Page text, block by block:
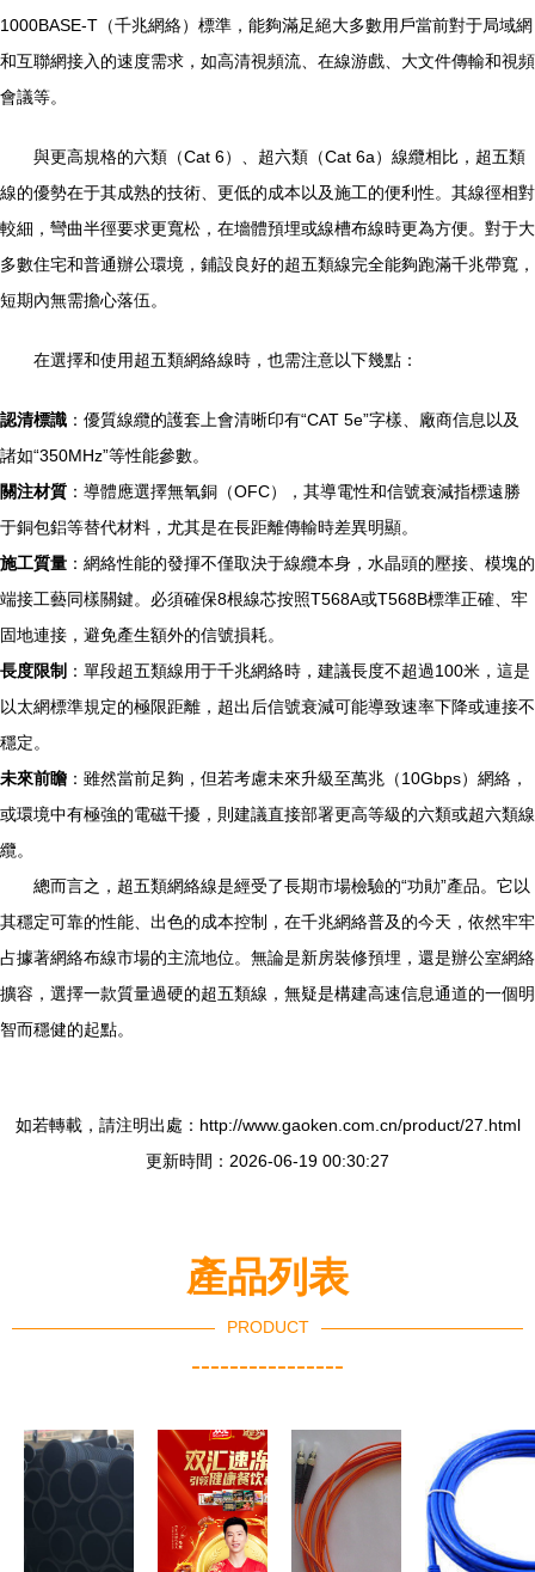
1000BASE-T（千兆網絡）標準，能夠滿足絕大多數用戶當前對于局域網
和互聯網接入的速度需求，如高清視頻流、在線游戲、大文件傳輸和視頻
會議等。
與更高規格的六類（Cat 6）、超六類（Cat 6a）線纜相比，超五類
線的優勢在于其成熟的技術、更低的成本以及施工的便利性。其線徑相對
較細，彎曲半徑要求更寬松，在墻體預埋或線槽布線時更為方便。對于大
多數住宅和普通辦公環境，鋪設良好的超五類線完全能夠跑滿千兆帶寬，
短期內無需擔心落伍。
在選擇和使用超五類網絡線時，也需注意以下幾點：
認清標識 ：優質線纜的護套上會清晰印有“CAT 5e”字樣、廠商信息以及
諸如“350MHz”等性能參數。
關注材質 ：導體應選擇無氧銅（OFC），其導電性和信號衰減指標遠勝
于銅包鋁等替代材料，尤其是在長距離傳輸時差異明顯。
施工質量 ：網絡性能的發揮不僅取決于線纜本身，水晶頭的壓接、模塊的
端接工藝同樣關鍵。必須確保8根線芯按照T568A或T568B標準正確、牢
固地連接，避免產生額外的信號損耗。
長度限制 ：單段超五類線用于千兆網絡時，建議長度不超過100米，這是
以太網標準規定的極限距離，超出后信號衰減可能導致速率下降或連接不
穩定。
未來前瞻 ：雖然當前足夠，但若考慮未來升級至萬兆（10Gbps）網絡，
或環境中有極強的電磁干擾，則建議直接部署更高等級的六類或超六類線
纜。
總而言之，超五類網絡線是經受了長期市場檢驗的“功勛”產品。它以
其穩定可靠的性能、出色的成本控制，在千兆網絡普及的今天，依然牢牢
占據著網絡布線市場的主流地位。無論是新房裝修預埋，還是辦公室網絡
擴容，選擇一款質量過硬的超五類線，無疑是構建高速信息通道的一個明
智而穩健的起點。
如若轉載，請注明出處：http://www.gaoken.com.cn/product/27.html
更新時間：2026-06-19 00:30:27
產品列表
PRODUCT
----------------